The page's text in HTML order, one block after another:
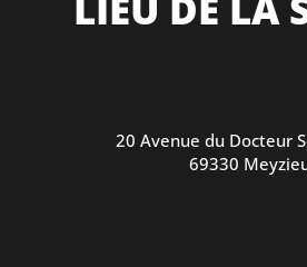
20 Avenue du Docteur
69330